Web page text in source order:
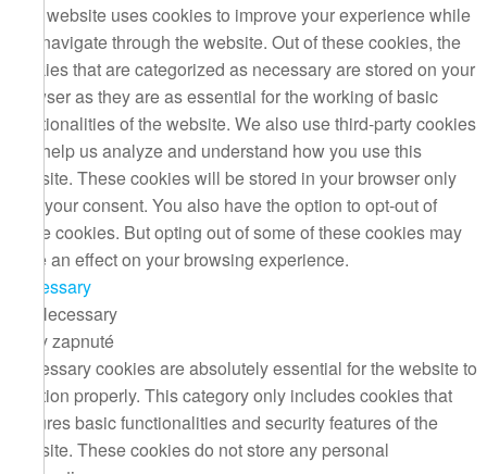
This website uses cookies to improve your experience while
you navigate through the website. Out of these cookies, the
cookies that are categorized as necessary are stored on your
browser as they are as essential for the working of basic
functionalities of the website. We also use third-party cookies
that help us analyze and understand how you use this
website. These cookies will be stored in your browser only
with your consent. You also have the option to opt-out of
these cookies. But opting out of some of these cookies may
have an effect on your browsing experience.
Necessary
Necessary
Vždy zapnuté
Necessary cookies are absolutely essential for the website to
function properly. This category only includes cookies that
ensures basic functionalities and security features of the
website. These cookies do not store any personal